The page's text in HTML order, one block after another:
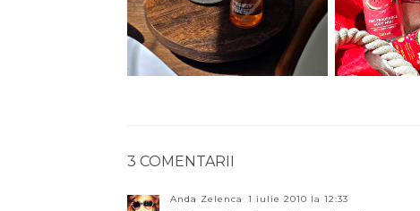
3 COMENTARII
Anda Zelenca
1 iulie 2010 la 12:33